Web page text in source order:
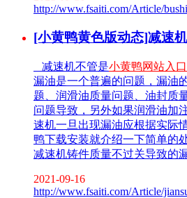
http://www.fsaiti.com/Article/
[小黄鸭黄色版动态]减速
减速机不管是小黄鸭网站入
漏油是一个普遍的问题，漏油
题、润滑油质量问题、油封质
问题导致，另外如果润滑油加
速机一旦出现漏油应根据实际
鸭下载安装就介绍一下简单的
减速机铸件质量不过关导致的
2021-09-16
http://www.fsaiti.com/Article/